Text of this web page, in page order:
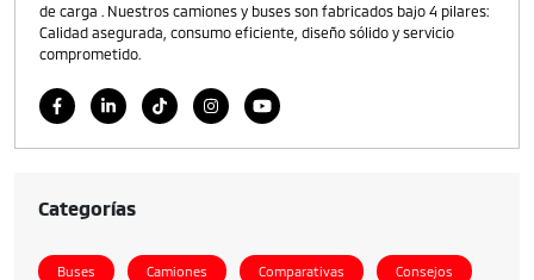
de carga . Nuestros camiones y buses son fabricados bajo 4 pilares:
Calidad asegurada, consumo eficiente, diseño sólido y servicio
comprometido.
Categorías
Buses Camiones Comparativas Consejos